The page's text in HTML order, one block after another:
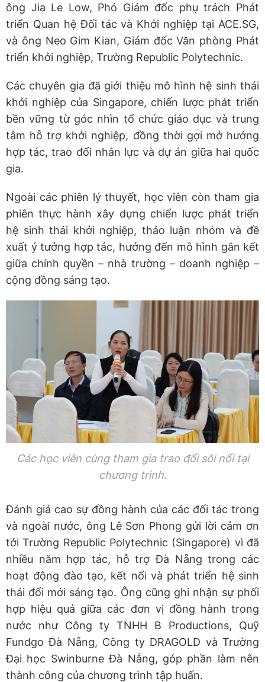
ông Jia Le Low, Phó Giám đốc phụ trách Phát
triển Quan hệ Đối tác và Khởi nghiệp tại ACE.SG,
và ông Neo Gim Kian, Giám đốc Văn phòng Phát
triển khởi nghiệp, Trường Republic Polytechnic.
Các chuyên gia đã giới thiệu mô hình hệ sinh thái
khởi nghiệp của Singapore, chiến lược phát triển
bền vững từ góc nhìn tổ chức giáo dục và trung
tâm hỗ trợ khởi nghiệp, đồng thời gợi mở hướng
hợp tác, trao đổi nhân lực và dự án giữa hai quốc
gia.
Ngoài các phiên lý thuyết, học viên còn tham gia
phiên thực hành xây dựng chiến lược phát triển
hệ sinh thái khởi nghiệp, thảo luận nhóm và đề
xuất ý tưởng hợp tác, hướng đến mô hình gắn kết
giữa chính quyền – nhà trường – doanh nghiệp –
cộng đồng sáng tạo.
Các học viên cùngtham giatrao đổisôi nổitại
chương trình.
Đánh giá cao sự đồng hành của các đối tác trong
và ngoài nước, ông Lê Sơn Phong gửi lời cảm ơn
tới Trường Republic Polytechnic (Singapore) vì đã
nhiều năm hợp tác, hỗ trợ Đà Nẵng trong các
hoạt động đào tạo, kết nối và phát triển hệ sinh
thái đổi mới sáng tạo. Ông cũng ghi nhận sự phối
hợp hiệu quả giữa các đơn vị đồng hành trong
nước như Công ty TNHH B Productions, Quỹ
Fundgo Đà Nẵng, Công ty DRAGOLD và Trường
Đại học Swinburne Đà Nẵng, góp phần làm nên
thành công của chương trình tập huấn.